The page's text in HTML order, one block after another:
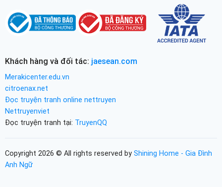
Khách hàng và đối tác: jaesean.com
Merakicenter.edu.vn
citroenax.net
Đọc truyện tranh online nettruyen
Nettruyenviet
Đọc truyện tranh tại: TruyenQQ
Copyright 2026 © All rights reserved by Shining Home - Gia Đình
Anh Ngữ